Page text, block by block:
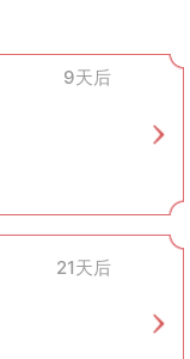
够调节气场流动，有
被认为是非常重要的
修缮工作可以带来好
》等古籍中就有详细
仍需注意以下几
修的最佳时节，因为
9天后
21天后